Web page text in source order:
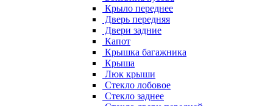
Крыло переднее
Дверь передняя
Двери задние
Капот
Крышка багажника
Крыша
Люк крыши
Стекло лобовое
Стекло заднее